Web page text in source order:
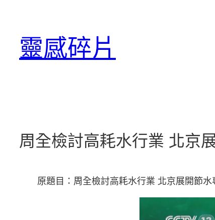
靈感碎片
周全檢討高耗水行業 北京
原題目：周全檢討高耗水行業 北京展開節水